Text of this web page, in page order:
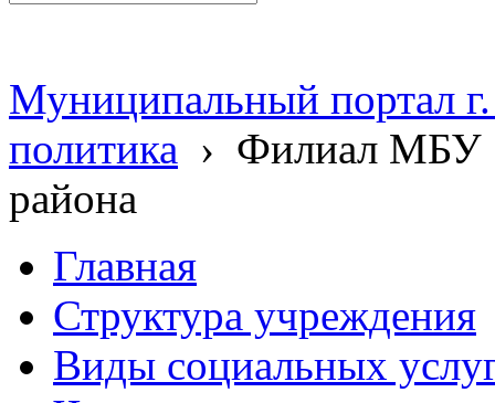
Муниципальный портал
политика › Филиал МБУ
района
Главная
Структура учреждения
Виды социальных